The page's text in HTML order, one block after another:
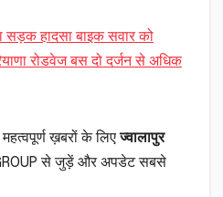
सड़क हादसा बाइक सवार को
रोडवेज बस दो दर्जन से अधिक
ख़बरों के लिएज्वालापुर
से जुड़ें और अपडेट सबसे